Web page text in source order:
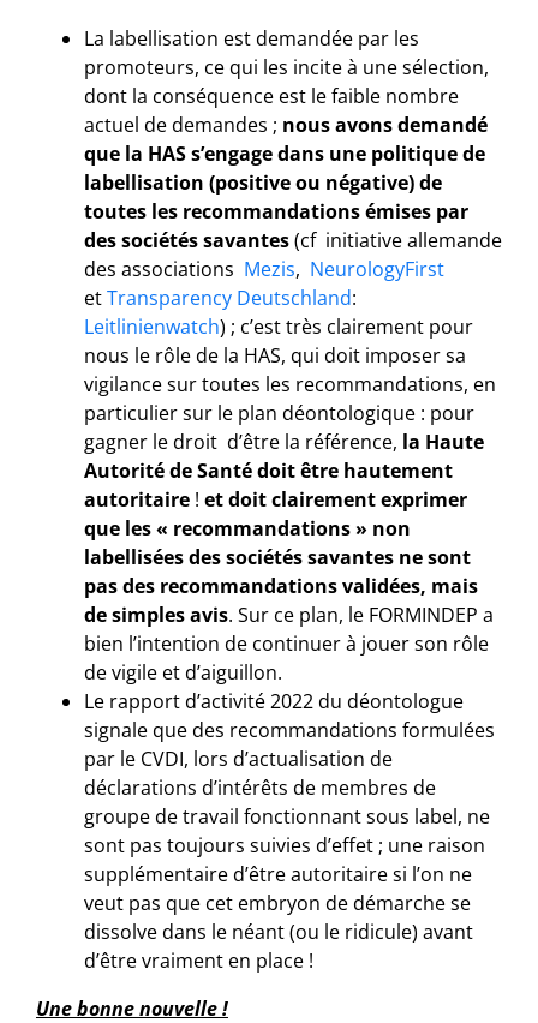
La labellisation est demandée par les
promoteurs, ce qui les incite à une sélection,
dont la conséquence est le faible nombre
actuel de demandes ; nous avons demandé
que la HAS s’engage dans une politique de
labellisation (positive ou négative) de
toutes les recommandations émises par
des sociétés savantes(cf initiative allemande
des associations Mezis, NeurologyFirst
etTransparency Deutschland:
Leitlinienwatch) ; c’est très clairement pour
nous le rôle de la HAS, qui doit imposer sa
vigilance sur toutes les recommandations, en
particulier sur le plan déontologique : pour
gagner le droit d’être la référence, la Haute
Autorité de Santé doit être hautement
autoritaire! et doit clairement exprimer
que les « recommandations » non
labellisées des sociétés savantes ne sont
pas des recommandations validées, mais
de simples avis. Sur ce plan, le FORMINDEP a
bien l’intention de continuer à jouer son rôle
de vigile et d’aiguillon.
Le rapport d’activité 2022 du déontologue
signale que des recommandations formulées
par le CVDI, lors d’actualisation de
déclarations d’intérêts de membres de
groupe de travail fonctionnant sous label, ne
sont pas toujours suivies d’effet ; une raison
supplémentaire d’être autoritaire si l’on ne
veut pas que cet embryon de démarche se
dissolve dans le néant (ou le ridicule) avant
d’être vraiment en place !
Une bonne nouvelle !